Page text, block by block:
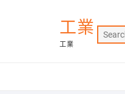
工業
工業